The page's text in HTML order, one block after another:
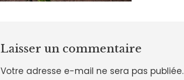
Laisser un commentaire
Votre adresse e-mail ne sera pas publiée.